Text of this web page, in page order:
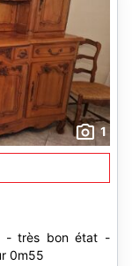
1
- très bon état -
0m55